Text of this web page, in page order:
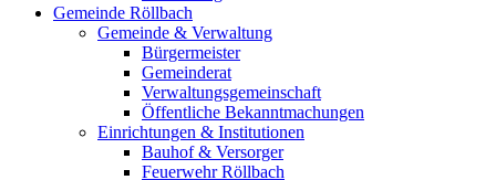
Gemeinde Röllbach
Gemeinde & Verwaltung
Bürgermeister
Gemeinderat
Verwaltungsgemeinschaft
Öffentliche Bekanntmachungen
Einrichtungen & Institutionen
Bauhof & Versorger
Feuerwehr Röllbach